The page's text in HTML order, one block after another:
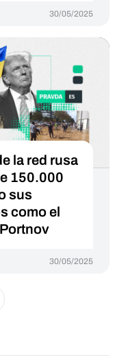
30/05/2025
la red rusa
150.000
sus
como el
30/05/2025